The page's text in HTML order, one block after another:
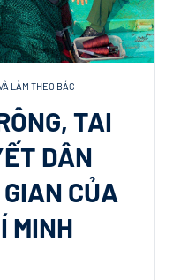
LÀM THEO BÁC
TAI
DÂN
CỦA
MINH